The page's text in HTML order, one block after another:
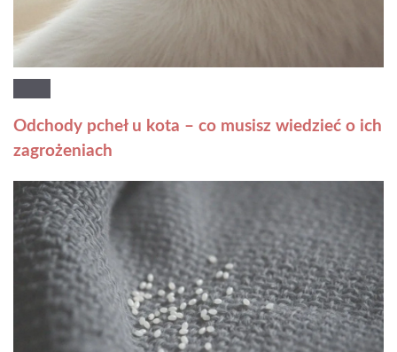
Odchody pcheł u kota – co musisz wiedzieć o ich
zagrożeniach